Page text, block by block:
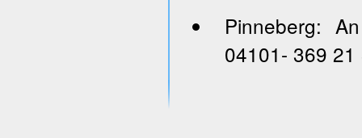
Pinneberg:
04101- 369 21